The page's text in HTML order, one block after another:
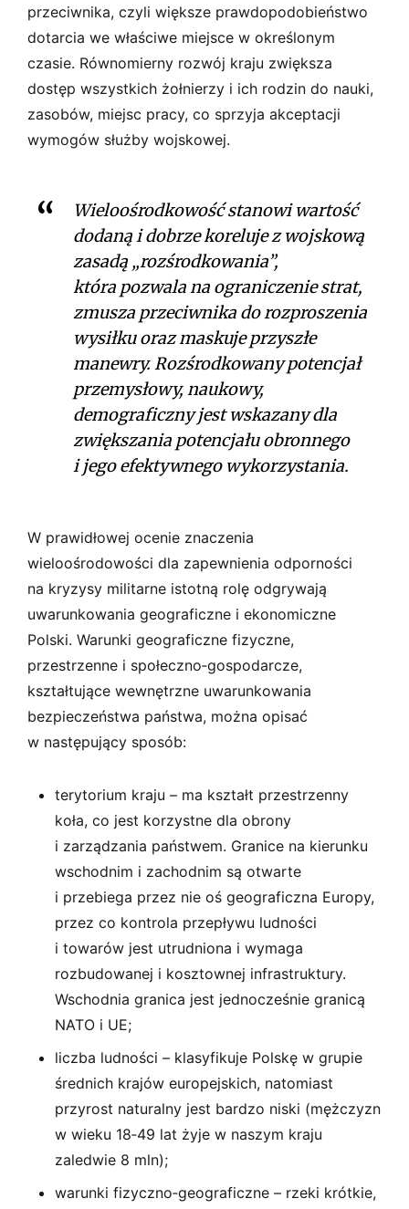
przeciwnika, czyli większe prawdopodobieństwo
dotarcia we właściwe miejsce w określonym
czasie. Równomierny rozwój kraju zwiększa
dostęp wszystkich żołnierzy i ich rodzin do nauki,
zasobów, miejsc pracy, co sprzyja akceptacji
wymogów służby wojskowej.
Wieloośrodkowość stanowi wartość
dodaną i dobrze koreluje z wojskową
zasadą „rozśrodkowania”,
która pozwala na ograniczenie strat,
zmusza przeciwnika do rozproszenia
wysiłku oraz maskuje przyszłe
manewry. Rozśrodkowany potencjał
przemysłowy, naukowy,
demograficzny jest wskazany dla
zwiększania potencjału obronnego
i jego efektywnego wykorzystania.
W prawidłowej ocenie znaczenia
wieloośrodowości dla zapewnienia odporności
na kryzysy militarne istotną rolę odgrywają
uwarunkowania geograficzne i ekonomiczne
Polski. Warunki geograficzne fizyczne,
przestrzenne i społeczno­‑gospodarcze,
kształtujące wewnętrzne uwarunkowania
bezpieczeństwa państwa, można opisać
w następujący sposób:
terytorium kraju – ma kształt przestrzenny
koła, co jest korzystne dla obrony
i zarządzania państwem. Granice na kierunku
wschodnim i zachodnim są otwarte
i przebiega przez nie oś geograficzna Europy,
przez co kontrola przepływu ludności
i towarów jest utrudniona i wymaga
rozbudowanej i kosztownej infrastruktury.
Wschodnia granica jest jednocześnie granicą
NATO i UE;
liczba ludności – klasyfikuje Polskę w grupie
średnich krajów europejskich, natomiast
przyrost naturalny jest bardzo niski (mężczyzn
w wieku 18‑49 lat żyje w naszym kraju
zaledwie 8 mln);
warunki fizyczno­‑geograficzne – rzeki krótkie,